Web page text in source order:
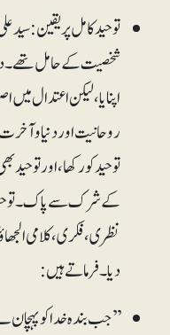
توحید کامل پر یقین: سید
شخصیت کے حامل تھے۔
اپنایا، لیکن اعتدال
روحانیت اور دنیا
توحید کو رکھا، اور
کے شرک سے پاک۔
نظری، فکری، کلامی
دیا۔ فرماتے ہیں:
’’جب بندہ خدا کو پہچان